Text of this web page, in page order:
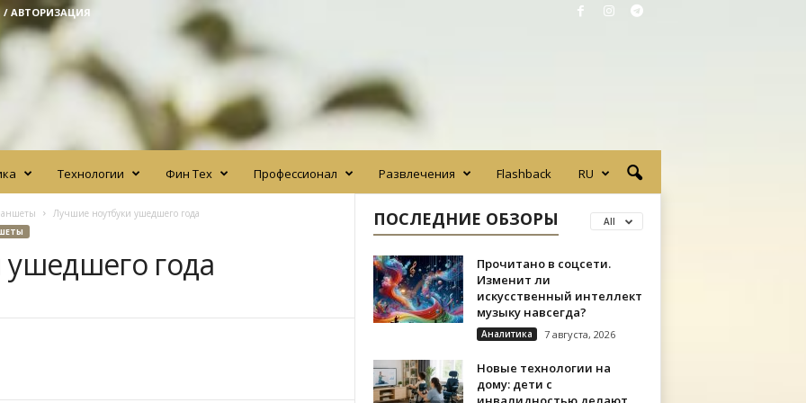
/ АВТОРИЗАЦИЯ
Технологии Фин Тех Профессионал Развлечения Flashback RU
Лучшие ноутбуки ушедшего года
года
ПОСЛЕДНИЕ ОБЗОРЫ All
Прочитано в соцсети.
Изменит ли
искусственный интеллект
музыку навсегда?
Аналитика 7 августа, 2026
Новые технологии на
дому: дети с